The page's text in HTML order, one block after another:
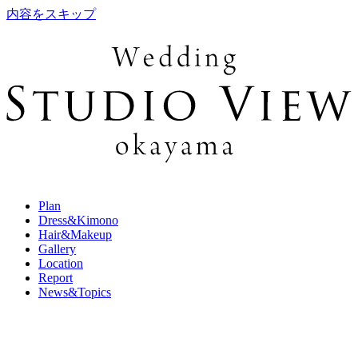
内容をスキップ
Plan
Dress&Kimono
Hair&Makeup
Gallery
Location
Report
News&Topics